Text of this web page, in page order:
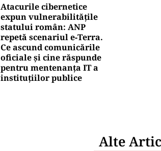
Atacurile cibernetice
expun vulnerabilitățile
statului român: ANP
repetă scenariul e‑Terra.
Ce ascund comunicările
oficiale și cine răspunde
pentru mentenanța IT a
instituțiilor publice
Alte